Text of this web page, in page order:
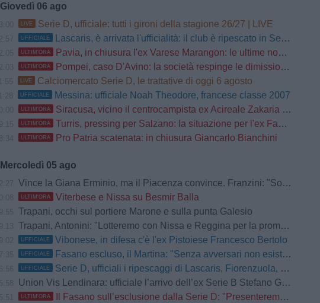
Giovedì 06 ago
LIVE Serie D, ufficiale: tutti i gironi della stagione 26/27 | LIVE
UFFICIALE Lascaris, è arrivata l'ufficialità: il club è ripescato in Serie D
ULTIM'ORA Pavia, in chiusura l'ex Varese Marangon: le ultime novità
ULTIM'ORA Pompei, caso D'Avino: la società respinge le dimissioni del Direttore Generale
LIVE Calciomercato Serie D, le trattative di oggi 6 agosto
UFFICIALE Messina: ufficiale Noah Theodore, francese classe 2007
ULTIM'ORA Siracusa, vicino il centrocampista ex Acireale Zakaria Daqoune
ULTIM'ORA Turris, pressing per Salzano: la situazione per l'ex Fasano
ULTIM'ORA Pro Patria scatenata: in chiusura Giancarlo Bianchini
Mercoledì 05 ago
Vince la Giana Erminio, ma il Piacenza convince. Franzini: "Soddisfatto della prestazione"
ULTIM'ORA Viterbese e Nissa su Besmir Balla
Trapani, occhi sul portiere Marone e sulla punta Galesio
Trapani, Antonini: "Lotteremo con Nissa e Reggina per la promozione"
UFFICIALE Vibonese, in difesa c'è l'ex Pistoiese Francesco Bertolo
UFFICIALE Fasano escluso, il Martina: "Senza avversari non esistono grandi storie"
UFFICIALE Serie D, ufficiali i ripescaggi di Lascaris, Fiorenzuola, Castellanzese, Grassina, Derthona e Tropical Coriano
Union Vis Lendinara: ufficiale l’arrivo dell’ex Serie B Stefano Giacomelli
ULTIM'ORA Il Fasano sull’esclusione dalla Serie D: "Presenteremo ricorso d’urgenza”